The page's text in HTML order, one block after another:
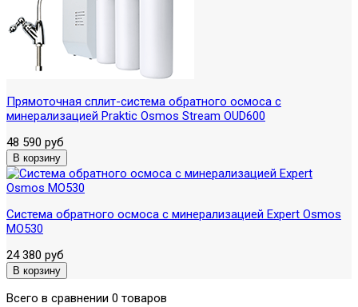
Прямоточная сплит-система обратного осмоса с
минерализацией Praktic Osmos Stream OUD600
48 590 руб
Система обратного осмоса с минерализацией Expert Osmos
MO530
24 380 руб
Всего в сравнении 0 товаров